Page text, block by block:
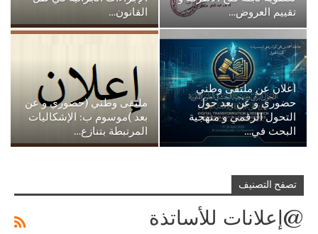
تقييم العروض…
القانون…
اعلان عن ملتقى وطني
حضوري و عن بعد حول
التحول الرقمي و منهجية
البحث في…
ملتقى وطني (حضوري و عن
بعد )موسوم ب: الإشكاليات
المرتبطة بتنازع…
تصفح التصنيف
@إعلانات للأساتذة